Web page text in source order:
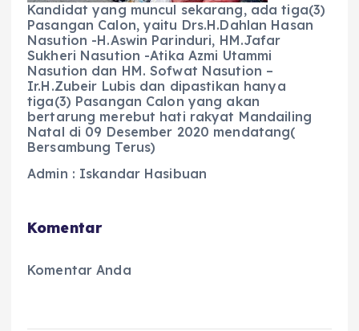
Kandidat yang muncul sekarang, ada tiga(3)
Pasangan Calon, yaitu Drs.H.Dahlan Hasan
Nasution -H.Aswin Parinduri, HM.Jafar
Sukheri Nasution -Atika Azmi Utammi
Nasution dan HM. Sofwat Nasution –
Ir.H.Zubeir Lubis dan dipastikan hanya
tiga(3) Pasangan Calon yang akan
bertarung merebut hati rakyat Mandailing
Natal di 09 Desember 2020 mendatang(
Bersambung Terus)
Admin : Iskandar Hasibuan
Komentar
Komentar Anda